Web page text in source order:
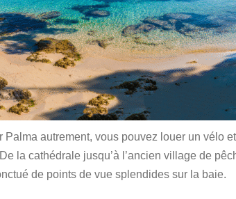
Palma autrement, vous pouvez louer un vélo
la cathédrale jusqu’à l’ancien village de
de points de vue splendides sur la baie.